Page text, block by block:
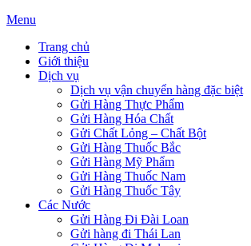
Menu
Trang chủ
Giới thiệu
Dịch vụ
Dịch vụ vận chuyển hàng đặc biệt
Gửi Hàng Thực Phẩm
Gửi Hàng Hóa Chất
Gửi Chất Lỏng – Chất Bột
Gửi Hàng Thuốc Bắc
Gửi Hàng Mỹ Phẩm
Gửi Hàng Thuốc Nam
Gửi Hàng Thuốc Tây
Các Nước
Gửi Hàng Đi Đài Loan
Gửi hàng đi Thái Lan